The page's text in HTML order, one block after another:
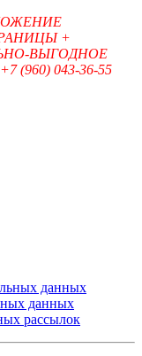
+
ВЫГОДНОЕ
+7 (960) 043-36-55
данных
данных
рассылок